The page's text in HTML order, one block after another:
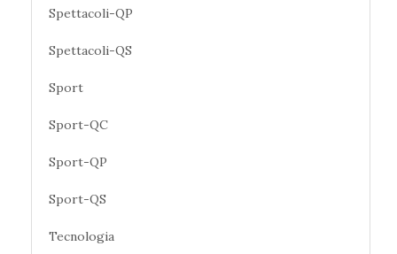
Spettacoli-QP
Spettacoli-QS
Sport
Sport-QC
Sport-QP
Sport-QS
Tecnologia